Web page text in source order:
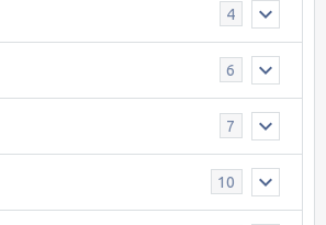
4
6
7
10